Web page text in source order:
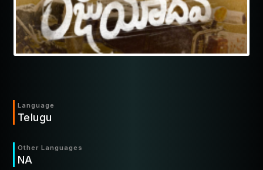
Language
Telugu
Other Languages
NA